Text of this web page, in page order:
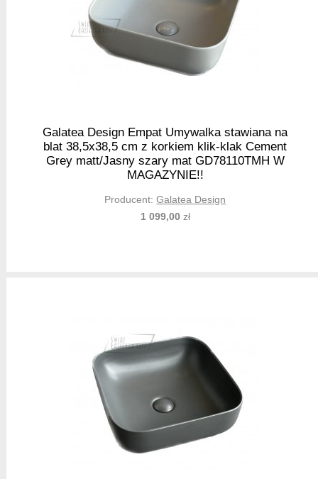
Galatea Design Empat Umywalka stawiana na
blat 38,5x38,5 cm z korkiem klik-klak Cement
Grey matt/Jasny szary mat GD78110TMH W
MAGAZYNIE!!
Producent:Galatea Design
1 099,00zł